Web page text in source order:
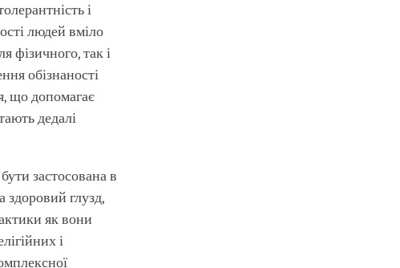
і
людей вміло
фізичного, так і
обізнаності
що допомагає
дедалі
застосована в
здоровий глузд,
як вони
і